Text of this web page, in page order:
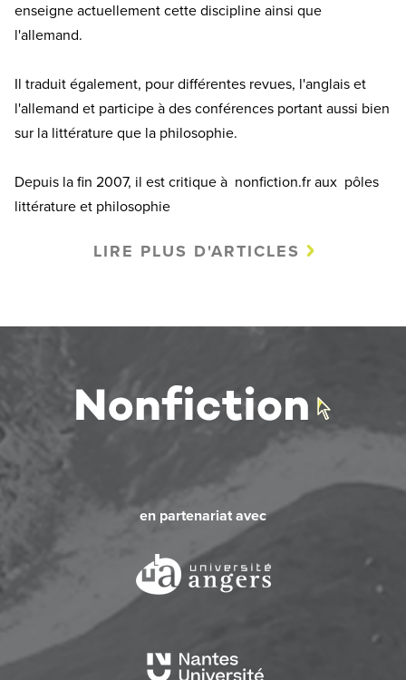
enseigne actuellement cette discipline ainsi que
l'allemand.
Il traduit également, pour différentes revues, l'anglais et
l'allemand et participe à des conférences portant aussi bien
sur la littérature que la philosophie.
Depuis la fin 2007, il est critique à nonfiction.fr aux pôles
littérature et philosophie
LIRE PLUS D'ARTICLES
en partenariat avec